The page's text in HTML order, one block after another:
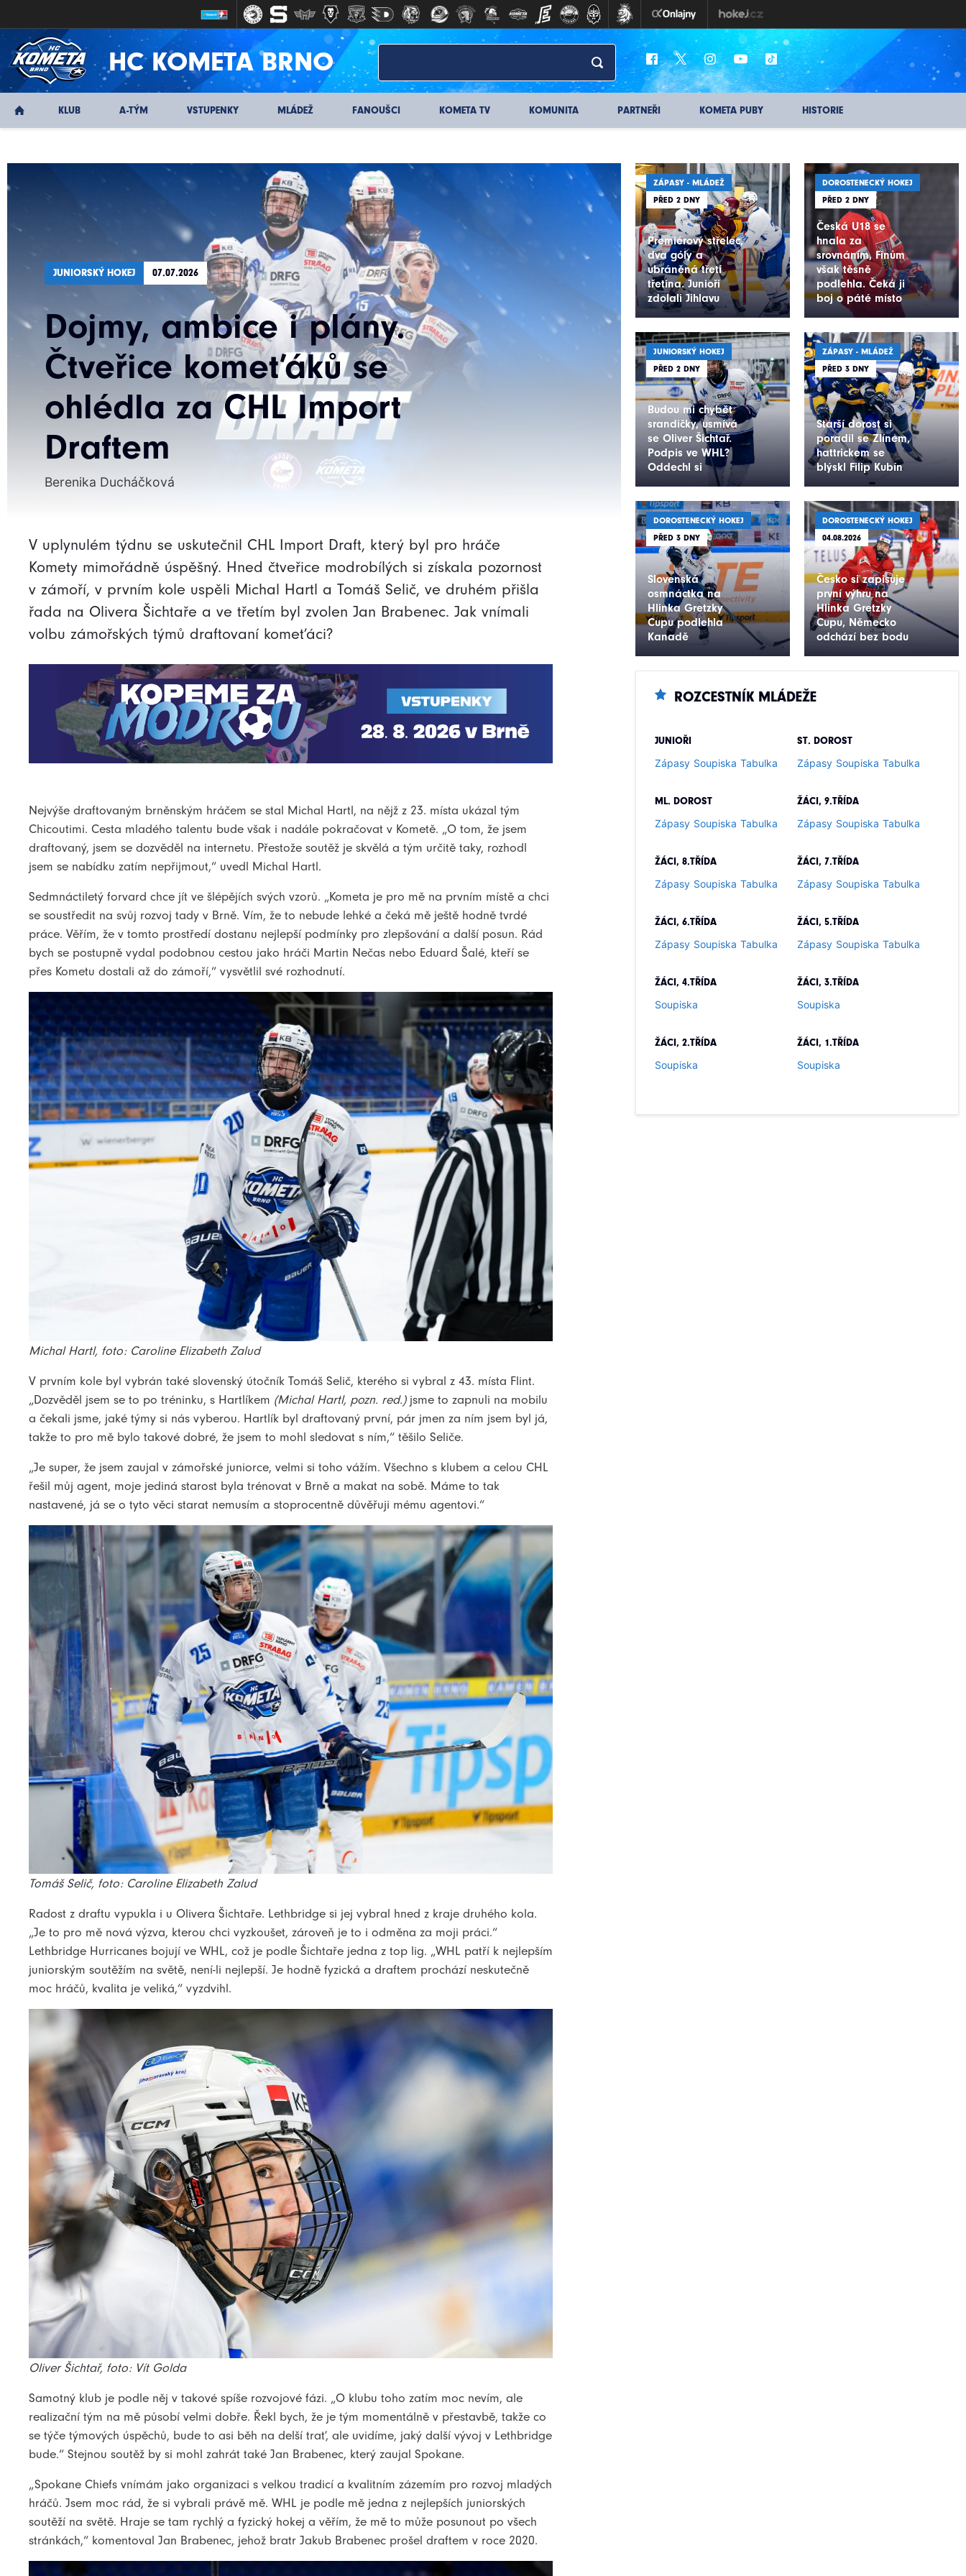
HC KOMETA BRNO
KLUB A-TÝM VSTUPENKY MLÁDEŽ FANOUŠCI KOMETA TV KOMUNITA PARTNEŘI KOMETA PUBY HISTORIE
JUNIORSKÝ HOKEJ 07.07.2026
Dojmy, ambice i plány.
Čtveřice komeťáků se
ohlédla za CHL Import
Draftem
Berenika Ducháčková
V uplynulém týdnu se uskutečnil CHL Import Draft, který byl pro hráče
Komety mimořádně úspěšný. Hned čtveřice modrobílých si získala pozornost
v zámoří, v prvním kole uspěli Michal Hartl a Tomáš Selič, ve druhém přišla
řada na Olivera Šichtaře a ve třetím byl zvolen Jan Brabenec. Jak vnímali
volbu zámořských týmů draftovaní komeťáci?
Nejvýše draftovaným brněnským hráčem se stal Michal Hartl, na nějž z 23. místa ukázal tým
Chicoutimi. Cesta mladého talentu bude však i nadále pokračovat v Kometě. „O tom, že jsem
draftovaný, jsem se dozvěděl na internetu. Přestože soutěž je skvělá a tým určitě taky, rozhodl
jsem se nabídku zatím nepřijmout,“ uvedl Michal Hartl.
Sedmnáctiletý forvard chce jít ve šlépějích svých vzorů. „Kometa je pro mě na prvním místě a chci
se soustředit na svůj rozvoj tady v Brně. Vím, že to nebude lehké a čeká mě ještě hodně tvrdé
práce. Věřím, že v tomto prostředí dostanu nejlepší podmínky pro zlepšování a další posun. Rád
bych se postupně vydal podobnou cestou jako hráči Martin Nečas nebo Eduard Šalé, kteří se
přes Kometu dostali až do zámoří,“ vysvětlil své rozhodnutí.
Michal Hartl, foto: Caroline Elizabeth Zalud
V prvním kole byl vybrán také slovenský útočník Tomáš Selič, kterého si vybral z 43. místa Flint.
„Dozvěděl jsem se to po tréninku, s Hartlíkem (Michal Hartl, pozn. red.)jsme to zapnuli na mobilu
a čekali jsme, jaké týmy si nás vyberou. Hartlík byl draftovaný první, pár jmen za ním jsem byl já,
takže to pro mě bylo takové dobré, že jsem to mohl sledovat s ním,“ těšilo Seliče.
„Je super, že jsem zaujal v zámořské juniorce, velmi si toho vážím. Všechno s klubem a celou CHL
řešil můj agent, moje jediná starost byla trénovat v Brně a makat na sobě. Máme to tak
nastavené, já se o tyto věci starat nemusím a stoprocentně důvěřuji mému agentovi.“
Tomáš Selič, foto: Caroline Elizabeth Zalud
Radost z draftu vypukla i u Olivera Šichtaře. Lethbridge si jej vybral hned z kraje druhého kola.
„Je to pro mě nová výzva, kterou chci vyzkoušet, zároveň je to i odměna za moji práci.“
Lethbridge Hurricanes bojují ve WHL, což je podle Šichtaře jedna z top lig. „WHL patří k nejlepším
juniorským soutěžím na světě, není-li nejlepší. Je hodně fyzická a draftem prochází neskutečně
moc hráčů, kvalita je veliká,“ vyzdvihl.
Oliver Šichtař, foto: Vít Golda
Samotný klub je podle něj v takové spíše rozvojové fázi. „O klubu toho zatím moc nevím, ale
realizační tým na mě působí velmi dobře. Řekl bych, že je tým momentálně v přestavbě, takže co
se týče týmových úspěchů, bude to asi běh na delší trať, ale uvidíme, jaký další vývoj v Lethbridge
bude.“ Stejnou soutěž by si mohl zahrát také Jan Brabenec, který zaujal Spokane.
„Spokane Chiefs vnímám jako organizaci s velkou tradicí a kvalitním zázemím pro rozvoj mladých
hráčů. Jsem moc rád, že si vybrali právě mě. WHL je podle mě jedna z nejlepších juniorských
soutěží na světě. Hraje se tam rychlý a fyzický hokej a věřím, že mě to může posunout po všech
stránkách,“ komentoval Jan Brabenec, jehož bratr Jakub Brabenec prošel draftem v roce 2020.
ZÁPASY - MLÁDEŽ
PŘED 2 DNY
Premiérový střelec,
dva góly a
ubráněná třetí
třetina. Junioři
zdolali Jihlavu
DOROSTENECKÝ HOKEJ
PŘED 2 DNY
Česká U18 se
hnala za
srovnáním, Finům
však těsně
podlehla. Čeká ji
boj o páté místo
JUNIORSKÝ HOKEJ
PŘED 2 DNY
Budou mi chybět
srandičky, usmívá
se Oliver Šichtař.
Podpis ve WHL?
Oddechl si
ZÁPASY - MLÁDEŽ
PŘED 3 DNY
Starší dorost si
poradil se Zlínem,
hattrickem se
blýskl Filip Kubín
DOROSTENECKÝ HOKEJ
PŘED 3 DNY
Slovenská
osmnáctka na
Hlinka Gretzky
Cupu podlehla
Kanadě
DOROSTENECKÝ HOKEJ
04.08.2026
Česko si zapisuje
první výhru na
Hlinka Gretzky
Cupu, Německo
odchází bez bodu
ROZCESTNÍK MLÁDEŽE
JUNIOŘI
Zápasy Soupiska Tabulka
ST. DOROST
Zápasy Soupiska Tabulka
ML. DOROST
Zápasy Soupiska Tabulka
ŽÁCI, 9.TŘÍDA
Zápasy Soupiska Tabulka
ŽÁCI, 8.TŘÍDA
Zápasy Soupiska Tabulka
ŽÁCI, 7.TŘÍDA
Zápasy Soupiska Tabulka
ŽÁCI, 6.TŘÍDA
Zápasy Soupiska Tabulka
ŽÁCI, 5.TŘÍDA
Zápasy Soupiska Tabulka
ŽÁCI, 4.TŘÍDA
Soupiska
ŽÁCI, 3.TŘÍDA
Soupiska
ŽÁCI, 2.TŘÍDA
Soupiska
ŽÁCI, 1.TŘÍDA
Soupiska